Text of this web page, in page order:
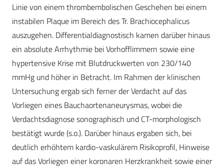
Linie von einem thrombembolischen Geschehen bei einem
instabilen Plaque im Bereich des Tr. Brachiocephalicus
auszugehen. Differentialdiagnostisch kamen darüber hinaus
ein absolute Arrhythmie bei Vorhofflimmern sowie eine
hypertensive Krise mit Blutdruckwerten von 230/140
mmHg und höher in Betracht. Im Rahmen der klinischen
Untersuchung ergab sich ferner der Verdacht auf das
Vorliegen eines Bauchaortenaneurysmas, wobei die
Verdachtsdiagnose sonographisch und CT-morphologisch
bestätigt wurde (s.o.). Darüber hinaus ergaben sich, bei
deutlich erhöhtem kardio-vaskulärem Risikoprofil, Hinweise
auf das Vorliegen einer koronaren Herzkrankheit sowie einer